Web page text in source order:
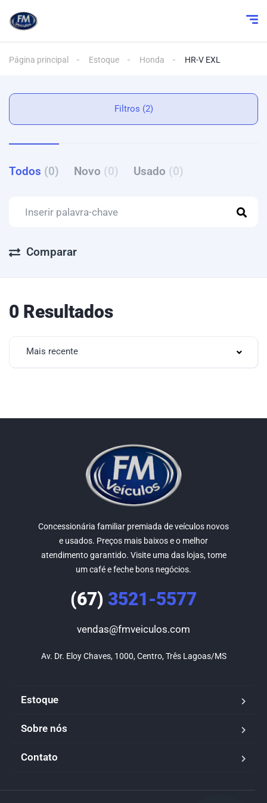
Página principal Estoque Honda HR-V EXL
Filtros (2)
Todos (0) Novo (0) Usado (0)
Comparar
0 Resultados
Mais recente
Concessionária familiar premiada de veículos novos
e usados. Preços mais baixos e o melhor
atendimento garantido. Visite uma das lojas, tome
um café e feche bons negócios.
(67) 3521-5577
vendas@fmveiculos.com
Av. Dr. Eloy Chaves, 1000, Centro, Três Lagoas/MS
Estoque
Sobre nós
Contato